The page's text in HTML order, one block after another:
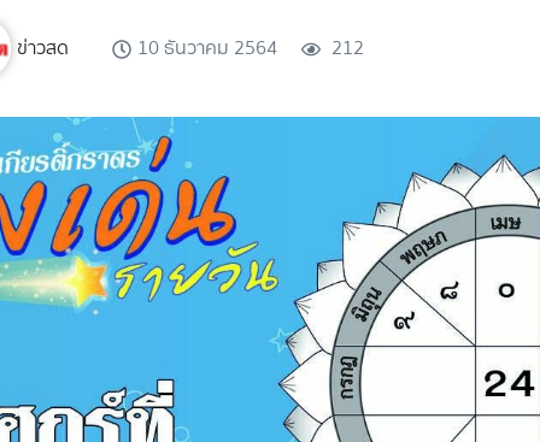
ข่าวสด 10 ธันวาคม 2564 212